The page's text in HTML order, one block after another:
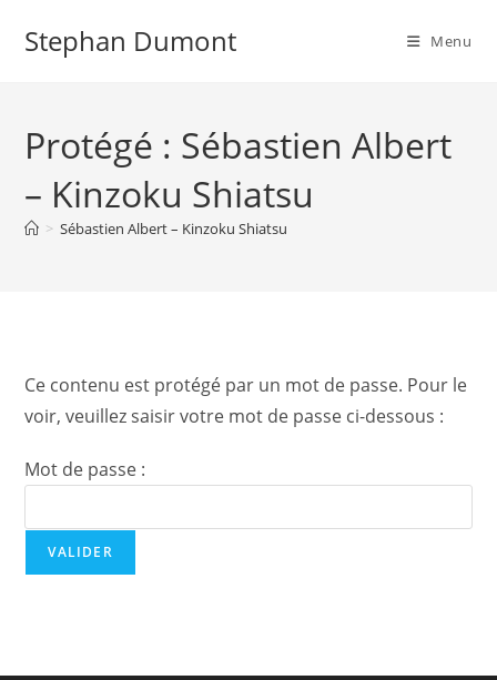
Stephan Dumont Menu
Protégé : Sébastien Albert
– Kinzoku Shiatsu
> Sébastien Albert – Kinzoku Shiatsu
Ce contenu est protégé par un mot de passe. Pour le
voir, veuillez saisir votre mot de passe ci-dessous :
Mot de passe :